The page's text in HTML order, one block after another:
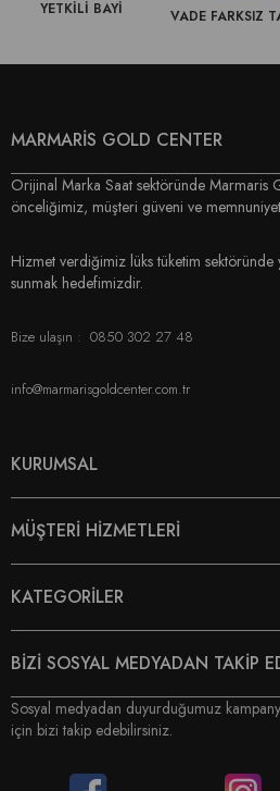
YETKİLİ BAYİ VADE FARKSIZ
MARMARİS GOLD CENTER
Orijinal Marka Saat sektöründe Marmaris
önceliğimiz, müşteri güveni ve
Hizmet verdiğimiz lüks tüketim sektöründe
sunmak hedefimizdir.
Bize ulaşın : 0850 302 27 48
info@marmarisgoldcenter.com.tr
KURUMSAL
MÜŞTERİ HİZMETLERİ
KATEGORİLER
BİZİ SOSYAL MEDYADAN TAKİP
Sosyal medyadan duyurduğumuz
için bizi takip edebilirsiniz.